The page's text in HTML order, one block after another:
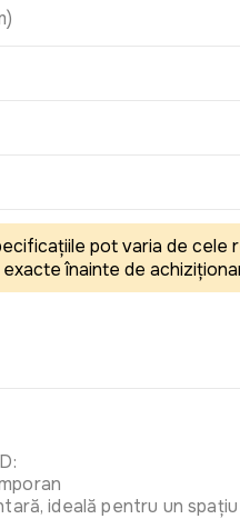
pot varia de cele
înainte de
ideală pentru un